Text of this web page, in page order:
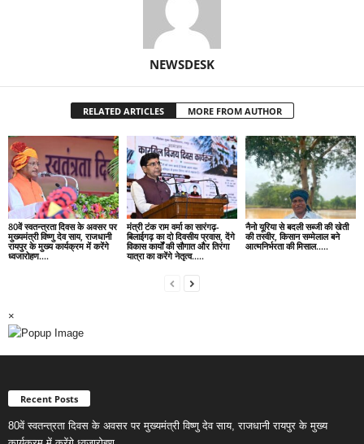
NEWSDESK
RELATED ARTICLES MORE FROM AUTHOR
80वें स्वतन्त्रता दिवस के अवसर पर
मुख्यमंत्री विष्णु देव साय, राजधानी
रायपुर के मुख्य कार्यक्रम में करेंगे
ध्वजारोहण….
मंत्री टंक राम वर्मा का सारंगढ़-
बिलाईगढ़ का दो दिवसीय प्रवास, देंगे
विकास कार्यों की सौगात और तिरंगा
यात्रा का करेंगे नेतृत्व…..
नैनो यूरिया से बदली सब्जी की खेती
की तस्वीर, किसान सम्मेलाल बने
आत्मनिर्भरता की मिसाल…..
×
Recent Posts
80वें स्वतन्त्रता दिवस के अवसर पर मुख्यमंत्री विष्णु देव साय, राजधानी रायपुर के मुख्य